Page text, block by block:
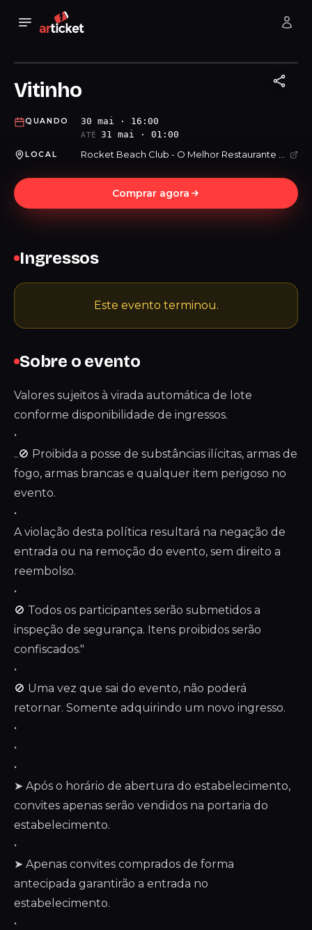
Vitinho
QUANDO 30 mai · 16:00
ATÉ 31 mai · 01:00
LOCAL
Comprar agora
Sobre o evento
Valores sujeitos à virada automática de lote
conforme disponibilidade de ingressos.
•
..🚫 Proibida a posse de substâncias ilícitas, armas de
fogo, armas brancas e qualquer item perigoso no
evento.
•
A violação desta política resultará na negação de
entrada ou na remoção do evento, sem direito a
reembolso.
•
🚫 Todos os participantes serão submetidos a
inspeção de segurança. Itens proibidos serão
confiscados."
•
🚫 Uma vez que sai do evento, não poderá
retornar. Somente adquirindo um novo ingresso.
•
•
•
➤ Após o horário de abertura do estabelecimento,
convites apenas serão vendidos na portaria do
estabelecimento.
•
➤ Apenas convites comprados de forma
antecipada garantirão a entrada no
estabelecimento.
•
Ingressos
Este evento terminou.